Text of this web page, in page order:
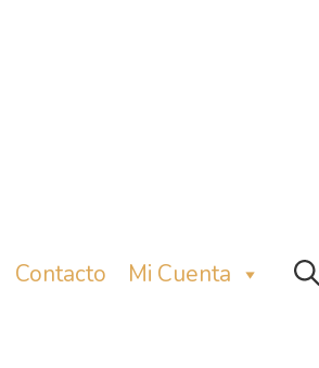
Contacto Mi Cuenta